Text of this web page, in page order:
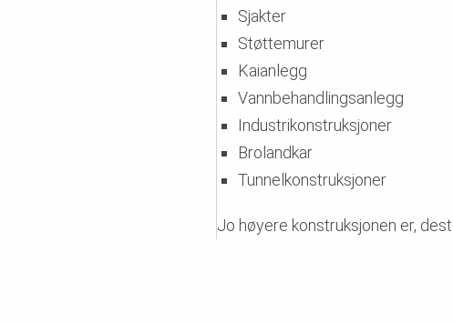
Sjakter
Støttemurer
Kaianlegg
Vannbehandlingsanlegg
Industrikonstruksjoner
Brolandkar
Tunnelkonstruksjoner
Jo høyere konstruksjonen er,